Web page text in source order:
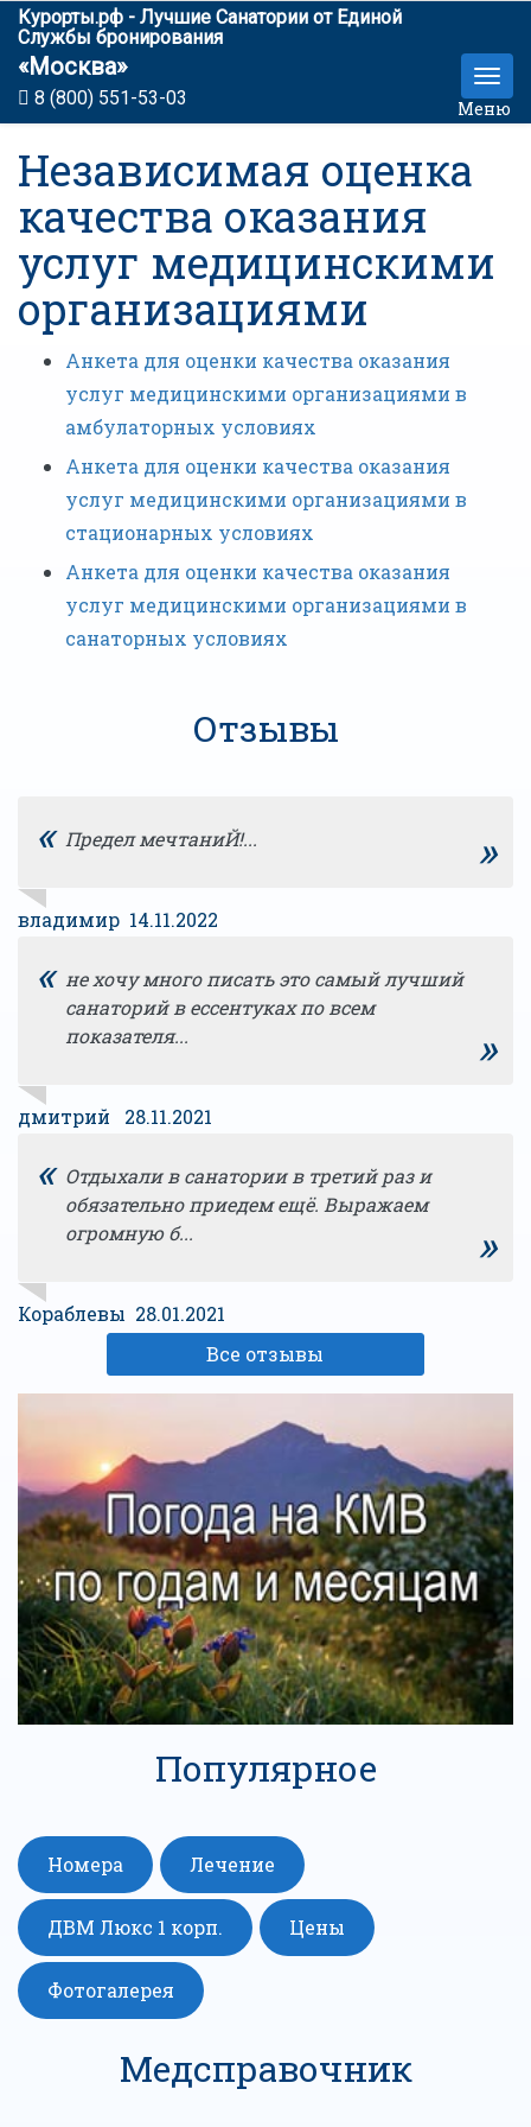
Курорты.рф - Лучшие Санатории от Единой
Службы бронирования
«Москва»
8 (800) 551-53-03 Меню
Независимая оценка
качества оказания
услуг медицинскими
организациями
Анкета для оценки качества оказания
услуг медицинскими организациями в
амбулаторных условиях
Анкета для оценки качества оказания
услуг медицинскими организациями в
стационарных условиях
Анкета для оценки качества оказания
услуг медицинскими организациями в
санаторных условиях
Отзывы
« Предел мечтаниЙ!... »
владимир 14.11.2022
« не хочу много писать это самый лучший
санаторий в ессентуках по всем
показателя...
»
дмитрий 28.11.2021
« Отдыхали в санатории в третий раз и
обязательно приедем ещё. Выражаем
огромную б...
»
Кораблевы 28.01.2021
Все отзывы
Популярное
Номера Лечение
ДВМ Люкс 1 корп. Цены
Фотогалерея
Медсправочник